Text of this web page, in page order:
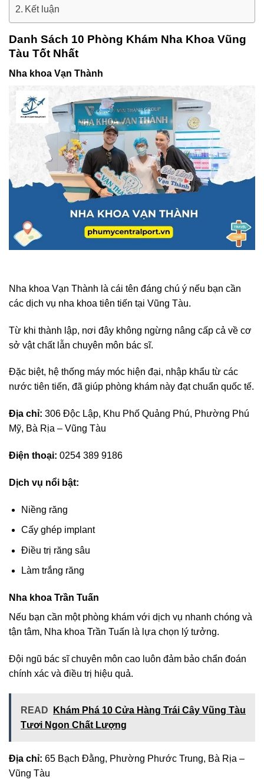
Kết luận
Danh Sách 10 Phòng Khám Nha Khoa Vũng
Tàu Tốt Nhất
Nha khoa Vạn Thành
Nha khoa Vạn Thành là cái tên đáng chú ý nếu bạn cần
các dịch vụ nha khoa tiên tiến tại Vũng Tàu.
Từ khi thành lập, nơi đây không ngừng nâng cấp cả về cơ
sở vật chất lẫn chuyên môn bác sĩ.
Đặc biệt, hệ thống máy móc hiện đại, nhập khẩu từ các
nước tiên tiến, đã giúp phòng khám này đạt chuẩn quốc tế.
Địa chỉ: 306 Độc Lập, Khu Phố Quảng Phú, Phường Phú
Mỹ, Bà Rịa – Vũng Tàu
Điện thoại: 0254 389 9186
Dịch vụ nổi bật:
Niềng răng
Cấy ghép implant
Điều trị răng sâu
Làm trắng răng
Nha khoa Trần Tuấn
Nếu bạn cần một phòng khám với dịch vụ nhanh chóng và
tận tâm, Nha khoa Trần Tuấn là lựa chọn lý tưởng.
Đội ngũ bác sĩ chuyên môn cao luôn đảm bảo chẩn đoán
chính xác và điều trị hiệu quả.
READ
Khám Phá 10 Cửa Hàng Trái Cây Vũng Tàu
Tươi Ngon Chất Lượng
Địa chỉ: 65 Bạch Đằng, Phường Phước Trung, Bà Rịa –
Vũng Tàu